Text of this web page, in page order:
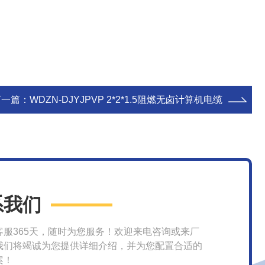
篇： WDZN-DJYJPVP 2*2*1.5阻燃无卤计算机电缆
们
服365天，随时为您服务！欢迎来电咨询或来厂
们将竭诚为您提供详细介绍，并为您配置合适的